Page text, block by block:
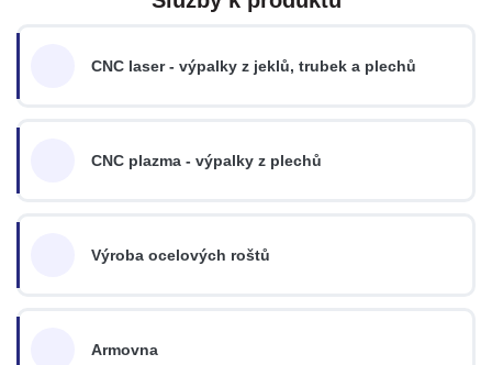
CNC laser - výpalky z jeklů, trubek a plechů
CNC plazma - výpalky z plechů
Výroba ocelových roštů
Armovna